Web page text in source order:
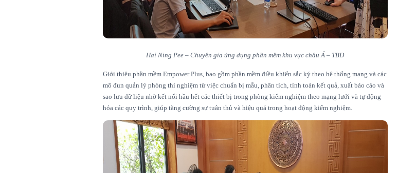
Hai Ning Pee – Chuyên gia ứng dụng phần mềm khu vực châu Á – TBD
Giới thiệu phần mềm Empower Plus, bao gồm phần mềm điều khiển sắc ký theo hệ thống mạng và các
mô đun quản lý phòng thí nghiệm từ việc chuẩn bị mẫu, phân tích, tính toán kết quả, xuất báo cáo và
sao lưu dữ liệu nhờ kết nối hầu hết các thiết bị trong phòng kiểm nghiệm theo mạng lưới và tự động
hóa các quy trình, giúp tăng cường sự tuân thủ và hiệu quả trong hoạt động kiểm nghiệm.